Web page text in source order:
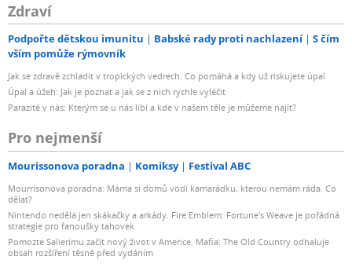
Zdraví
Podpořte dětskou imunitu Babské rady proti nachlazení
S čím
vším pomůže rýmovník
Jak se zdravě zchladit v tropických vedrech: Co pomáhá a kdy už riskujete úpal
Úpal a úžeh: Jak je poznat a jak se z nich rychle vyléčit
Parazité v nás: Kterým se u nás líbí a kde v našem těle je můžeme najít?
Pro nejmenší
Mourissonova poradna Komiksy Festival ABC
Mourrisonova poradna: Máma si domů vodí kamarádku, kterou nemám ráda. Co
dělat?
Nintendo nedělá jen skákačky a arkády. Fire Emblem: Fortune's Weave je pořádná
strategie pro fanoušky tahovek
Pomozte Salierimu začít nový život v Americe. Mafia: The Old Country odhaluje
obsah rozšíření těsně před vydáním